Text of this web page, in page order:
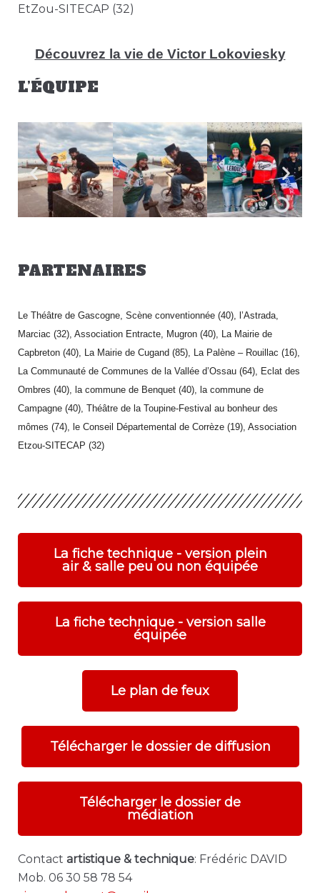
EtZou-SITECAP (32)
Découvrez la vie de Victor Lokoviesky
L’ÉQUIPE
PARTENAIRES
Le Théâtre de Gascogne, Scène conventionnée (40), l’Astrada,
Marciac (32), Association Entracte, Mugron (40), La Mairie de
Capbreton (40), La Mairie de Cugand (85), La Palène – Rouillac (16),
La Communauté de Communes de la Vallée d’Ossau (64), Eclat des
Ombres (40), la commune de Benquet (40), la commune de
Campagne (40), Théâtre de la Toupine-Festival au bonheur des
mômes (74), le Conseil Départemental de Corrèze (19), Association
Etzou-SITECAP (32)
La fiche technique - version plein
air & salle peu ou non équipée
La fiche technique - version salle
équipée
Le plan de feux
Télécharger le dossier de diffusion
Télécharger le dossier de
médiation
Contact artistique & technique: Frédéric DAVID
Mob. 06 30 58 78 54